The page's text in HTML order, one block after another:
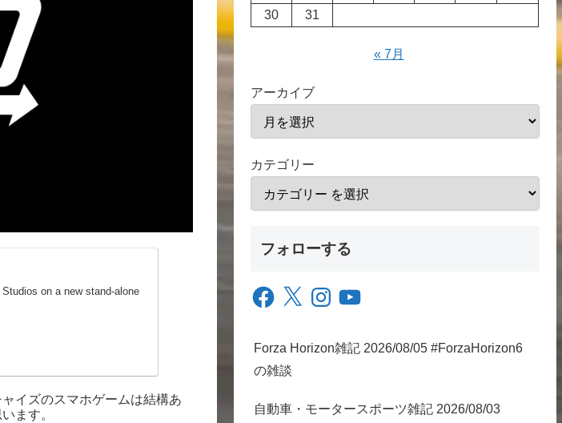
on a new stand-alone
イズのスマホゲームは結構あ
ます。
30
31
« 7月
アーカイブ
カテゴリー
フォローする
Facebook
X InstagramYouTube
Forza Horizon雑記 2026/08/05 #ForzaHorizon6
の雑談
自動車・モータースポーツ雑記 2026/08/03